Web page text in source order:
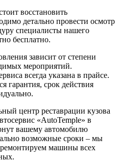
восстановить
детально провести осмотр
специалисты нашего
бесплатно.
зависит от степени
мероприятий.
всегда указана в прайсе.
гарантия, срок действия
центр реставрации кузова
«AutoTemple» в
вашему автомобилю
возможные сроки – мы
машины всех